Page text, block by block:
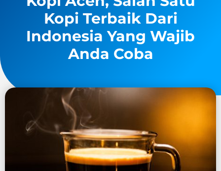
Kopi Terbaik Dari
Indonesia Yang Wajib
Anda Coba